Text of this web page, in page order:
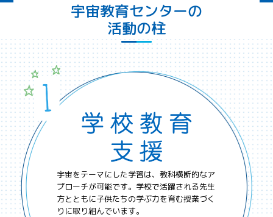
宇宙教育センターの
活動の柱
宇宙をテーマにした学習は、教科横断的なア
プローチが可能です。学校で活躍される先生
方とともに子供たちの学ぶ力を育む授業づく
りに取り組んでいます。